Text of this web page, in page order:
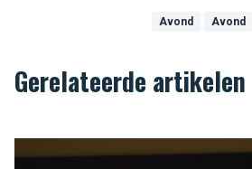
Avond Avond
Gerelateerde artikelen